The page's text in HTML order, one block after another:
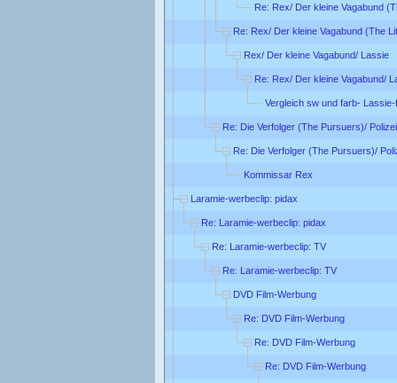
Re: Rex/ Der kleine Vagabund
Re: Rex/ Der kleine Vagabund (The
Rex/ Der kleine Vagabund/ Lassie
Re: Rex/ Der kleine Vagabund/
Vergleich sw und farb- Lassie-
Re: Die Verfolger (The Pursuers)/
Re: Die Verfolger (The Pursuers)/
Kommissar Rex
Laramie-werbeclip: pidax
Re: Laramie-werbeclip: pidax
Re: Laramie-werbeclip: TV
Re: Laramie-werbeclip: TV
DVD Film-Werbung
Re: DVD Film-Werbung
Re: DVD Film-Werbung
Re: DVD Film-Werbung